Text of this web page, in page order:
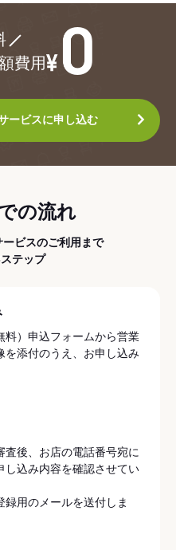
費用
ービスに申し込む
の流れ
ビスのご利用まで
テップ
料）申込フォームから営業
を添付のうえ、お申し込み
査後、お店の電話番号宛に
し込み内容を確認させてい
録用のメールを送付しま